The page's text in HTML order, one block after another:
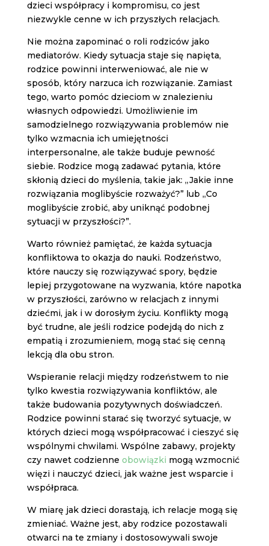
dzieci współpracy i kompromisu, co jest
niezwykle cenne w ich przyszłych relacjach.
Nie można zapominać o roli rodziców jako
mediatorów. Kiedy sytuacja staje się napięta,
rodzice powinni interweniować, ale nie w
sposób, który narzuca ich rozwiązanie. Zamiast
tego, warto pomóc dzieciom w znalezieniu
własnych odpowiedzi. Umożliwienie im
samodzielnego rozwiązywania problemów nie
tylko wzmacnia ich umiejętności
interpersonalne, ale także buduje pewność
siebie. Rodzice mogą zadawać pytania, które
skłonią dzieci do myślenia, takie jak: „Jakie inne
rozwiązania moglibyście rozważyć?” lub „Co
moglibyście zrobić, aby uniknąć podobnej
sytuacji w przyszłości?”.
Warto również pamiętać, że każda sytuacja
konfliktowa to okazja do nauki. Rodzeństwo,
które nauczy się rozwiązywać spory, będzie
lepiej przygotowane na wyzwania, które napotka
w przyszłości, zarówno w relacjach z innymi
dziećmi, jak i w dorosłym życiu. Konflikty mogą
być trudne, ale jeśli rodzice podejdą do nich z
empatią i zrozumieniem, mogą stać się cenną
lekcją dla obu stron.
Wspieranie relacji między rodzeństwem to nie
tylko kwestia rozwiązywania konfliktów, ale
także budowania pozytywnych doświadczeń.
Rodzice powinni starać się tworzyć sytuacje, w
których dzieci mogą współpracować i cieszyć się
wspólnymi chwilami. Wspólne zabawy, projekty
czy nawet codzienne obowiązki mogą wzmocnić
więzi i nauczyć dzieci, jak ważne jest wsparcie i
współpraca.
W miarę jak dzieci dorastają, ich relacje mogą się
zmieniać. Ważne jest, aby rodzice pozostawali
otwarci na te zmiany i dostosowywali swoje